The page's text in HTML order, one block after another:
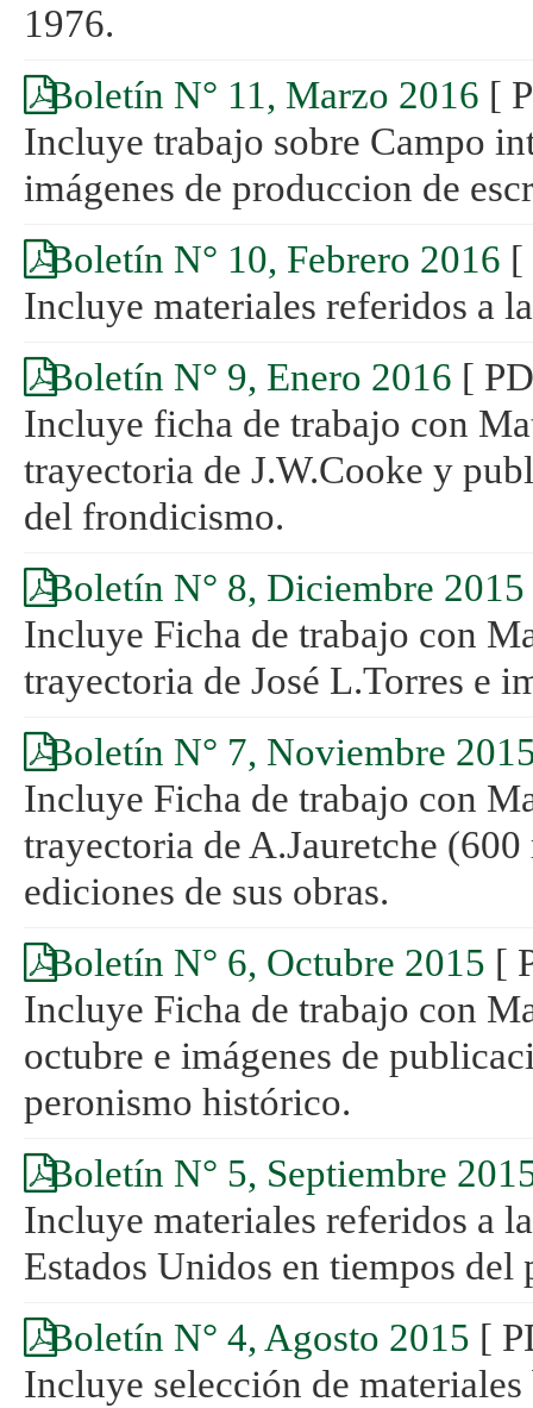
1976.
Boletín N° 11, Marzo 2016 [
Incluye trabajo sobre Campo
imágenes de produccion de
Boletín N° 10, Febrero 2016 [
Incluye materiales referidos a
Boletín N° 9, Enero 2016 [
Incluye ficha de trabajo con
trayectoria de J.W.Cooke y
del frondicismo.
Boletín N° 8, Diciembre 2015
Incluye Ficha de trabajo con
trayectoria de José L.Torres e
Boletín N° 7, Noviembre
Incluye Ficha de trabajo con
trayectoria de A.Jauretche
ediciones de sus obras.
Boletín N° 6, Octubre 2015 [
Incluye Ficha de trabajo con
octubre e imágenes de
peronismo histórico.
Boletín N° 5, Septiembre
Incluye materiales referidos a
Estados Unidos en tiempos del
Boletín N° 4, Agosto 2015 [
Incluye selección de